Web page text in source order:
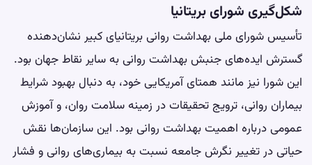
شکل‌گیری شورای بریتانیا
تأسیس شورای ملی بهداشت روانی بریتانیای کبیر نشان‌دهنده
گسترش ایده‌های جنبش بهداشت روانی به سایر نقاط جهان بود.
این شورا نیز مانند همتای آمریکایی خود، به دنبال بهبود شرایط
بیماران روانی، ترویج تحقیقات در زمینه سلامت روان، و آموزش
عمومی درباره اهمیت بهداشت روانی بود. این سازمان‌ها نقش
حیاتی در تغییر نگرش جامعه نسبت به بیماری‌های روانی و فشار